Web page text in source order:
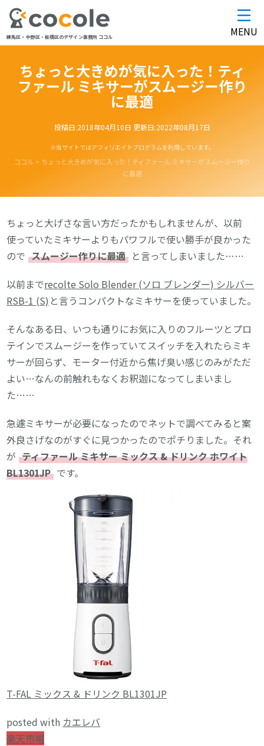
練馬区・中野区・板橋区のデザイン事務所 ココル MENU
ちょっと大きめが気に入った！ティ
ファール ミキサーがスムージー作り
に最適
投稿日:2018年04月10日 更新日:2022年08月17日
※当サイトではアフィリエイトプログラムを利用しています。
ココル > ちょっと大きめが気に入った！ティファール ミキサーがスムージー作り
に最適
ちょっと大げさな言い方だったかもしれませんが、以前
使っていたミキサーよりもパワフルで使い勝手が良かった
ので スムージー作りに最適 と言ってしまいました……
以前までrecolte Solo Blender (ソロ ブレンダー) シルバー
RSB-1 (S) と言うコンパクトなミキサーを使っていました。
そんなある日、いつも通りにお気に入りのフルーツとプロ
テインでスムージーを作っていてスイッチを入れたらミキ
サーが回らず、モーター付近から焦げ臭い感じのみがただ
よい…なんの前触れもなくお釈迦になってしまいまし
た……
急遽ミキサーが必要になったのでネットで調べてみると案
外良さげなのがすぐに見つかったのでポチりました。それ
が ティファール ミキサー ミックス & ドリンク ホワイト
BL1301JP です。
T-FAL ミックス & ドリンク BL1301JP
posted with カエレバ
楽天市場